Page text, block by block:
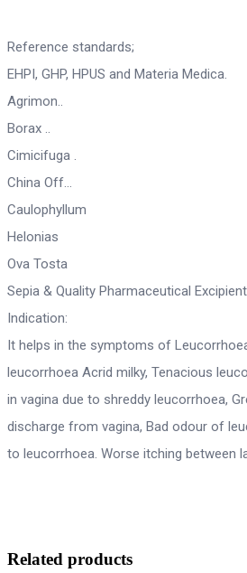
Reference standards;
EHPI, GHP, HPUS and Materia Medica.
Agrimon..
Borax ..
Cimicifuga .
China Off…
Caulophyllum
Helonias
Ova Tosta
Sepia & Quality Pharmaceutical
Indication:
It helps in the symptoms of
leucorrhoea Acrid milky, Tenacious
in vagina due to shreddy leucorrhoea,
discharge from vagina, Bad odour of
to leucorrhoea. Worse itching between
Related products